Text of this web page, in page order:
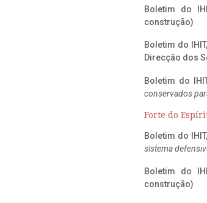
Boletim do
construção)
Boletim do
Direcção dos
Boletim do
conservados
Forte do
Boletim do
sistema
Boletim do
construção)